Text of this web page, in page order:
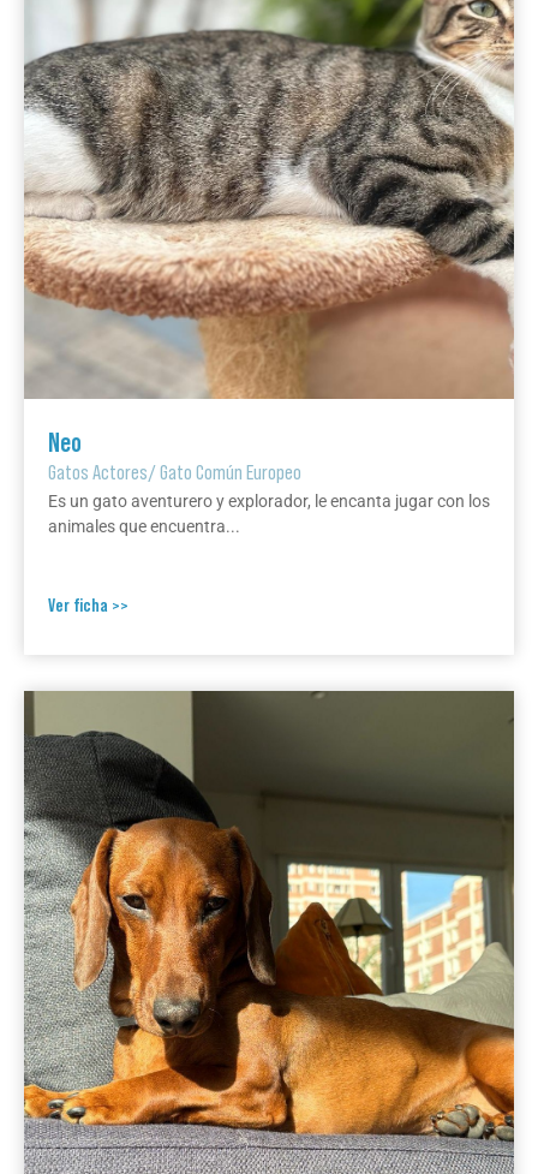
Neo
Gatos Actores/Gato Común Europeo
Es un gato aventurero y explorador, le encanta jugar con los
animales que encuentra...
Ver ficha >>